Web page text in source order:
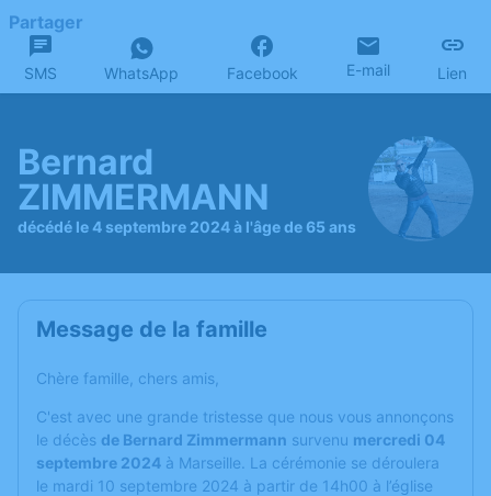
Partager
SMS WhatsApp Facebook E-mail Lien
Bernard
ZIMMERMANN
décédé le 4 septembre 2024 à l'âge de 65 ans
Message de la famille
Chère famille, chers amis,
C'est avec une grande tristesse que nous vous annonçons
le décès de Bernard Zimmermann survenu mercredi 04
septembre 2024 à Marseille. La cérémonie se déroulera
le mardi 10 septembre 2024 à partir de 14h00 à l’église